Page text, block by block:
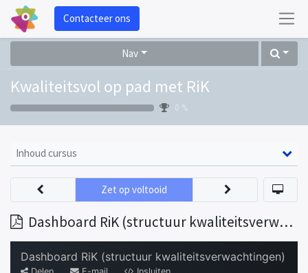
Contacteer ons
Nav
Kwaliteitsvol op pad met RiK
0 %
Inhoud cursus
Dashboard RiK (structuur kwaliteitsverwachtingen)
Zet op voltooid